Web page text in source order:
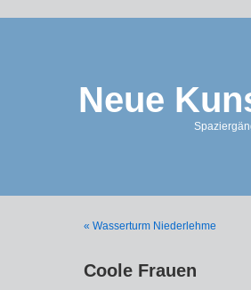
Neue
« Wasserturm Niederlehme
Coole Frauen